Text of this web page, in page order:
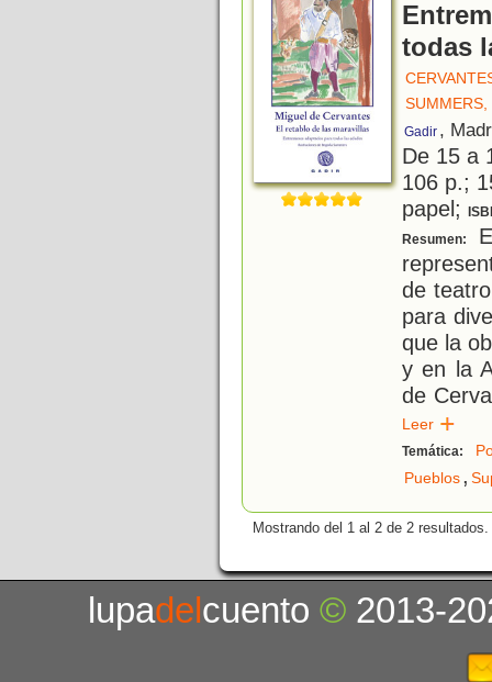
todas
SUMMERS,
Gadir ,
De 15 a
106 p.;
papel;
Resumen:
de
para
que la
y en la
de
Leer
Temática:
Pueblos,
Mostrando del 1 al 2 de 2 resultados.
lupadelcuento© 2013-